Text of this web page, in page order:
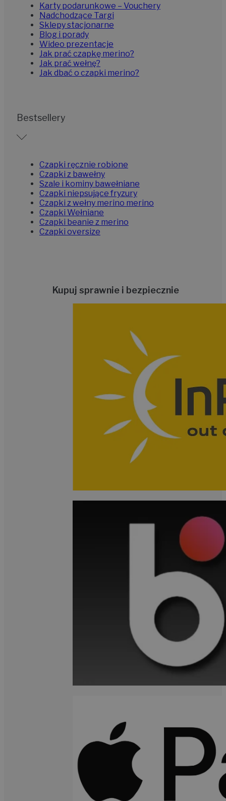
Karty podarunkowe – Vouchery
Nadchodzące Targi
Sklepy stacjonarne
Blog i porady
Wideo prezentacje
Jak prać czapkę merino?
Jak prać wełnę?
Jak dbać o czapki merino?
Bestsellery
Czapki ręcznie robione
Czapki z bawełny
Szale i kominy bawełniane
Czapki niepsujące fryzury
Czapki z wełny merino merino
Czapki Wełniane
Czapki beanie z merino
Czapki oversize
Kupuj sprawnie i bezpiecznie